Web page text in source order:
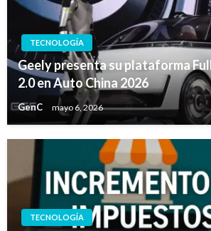
TECNOLOGÍA
Geely presenta su plataforma
2.0 en Auto China 2026
GenC mayo 6, 2026
TECNOLOGÍA